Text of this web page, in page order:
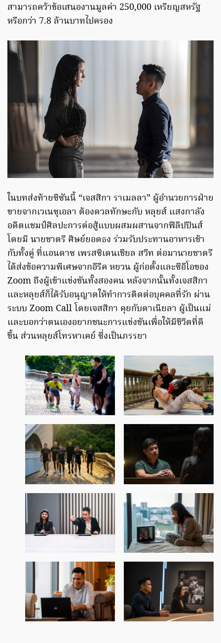
สามารถคว้าข้อเสนองานมูลค่า 250,000 เหรียญสหรัฐ
หรือกว่า 7.8 ล้านบาทไปครอง
ในบทส่งท้ายซีซันนี้ “เจสสิกา ราเมลลา” ผู้อำนวยการฝ่าย
ขายจากเวเนซุเอลา ต้องดวลทักษะกับ หลุยส์ แสงกาลัง
อดีตแชมป์ศิลปะการต่อสู้แบบผสมผสานจากฟิลิปปินส์
โดยมี นายชาตรี ศิษย์ยอดธง ร่วมรับประทานอาหารเช้า
กับทั้งคู่ ที่แอนดาซ เพรสซิเดนเชียล สวีท ต่อมานายชาตรี
ได้ส่งข้อความพิเศษจากอีริค หยวน ผู้ก่อตั้งและซีอีโอของ
Zoom ถึงผู้เข้าแข่งขันทั้งสองคน หลังจากนั้นทั้งเจสสิกา
และหลุยส์ก็ได้รับอนุญาตให้ทำการติดต่อบุคคลที่รัก ผ่าน
ระบบ Zoom Call โดยเจสสิกา คุยกับดาเนียลา ผู้เป็นแม่
และบอกว่าตนเองอยากชนะการแข่งขันเพื่อให้มีชีวิตที่ดี
ขึ้น ส่วนหลุยส์โทรหาเคย์ ซึ่งเป็นภรรยา